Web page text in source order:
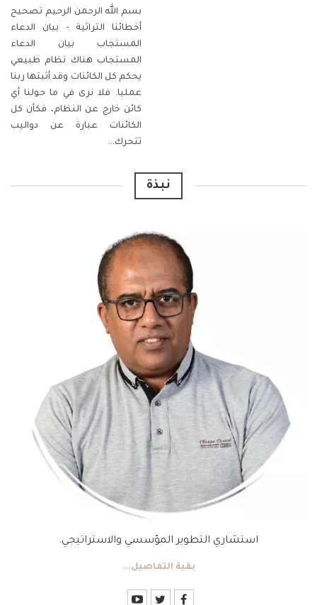
بسم الله الرحمن الرحيم تصحيح
أخطائنا التراثية - بيان الدعاء
المستجاب بيان الدعاء
المستجاب هناك نظام طبيعي
يحكم كل الكائنات وقد أثبتها ربنا
عمليا. فلا نرى في ما حولنا أي
كائن خارج عن النظام، فكأن كل
الكائنات عبارة عن دواليب
تتحرك…
نبذة
استشاري التطوير المؤسسي والاستراتيجي.
بقية التفاصيل...